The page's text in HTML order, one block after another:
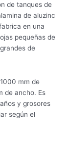
de tanques de
de aluzinc
en una
pequeñas de
de
mm de
de ancho. Es
y grosores
según el